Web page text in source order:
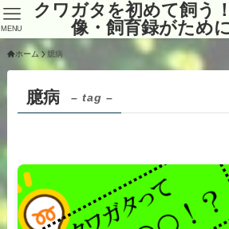
クワガタを初めて飼う
像・飼育録がため
MENU
ホーム 臆病
臆病 – tag –